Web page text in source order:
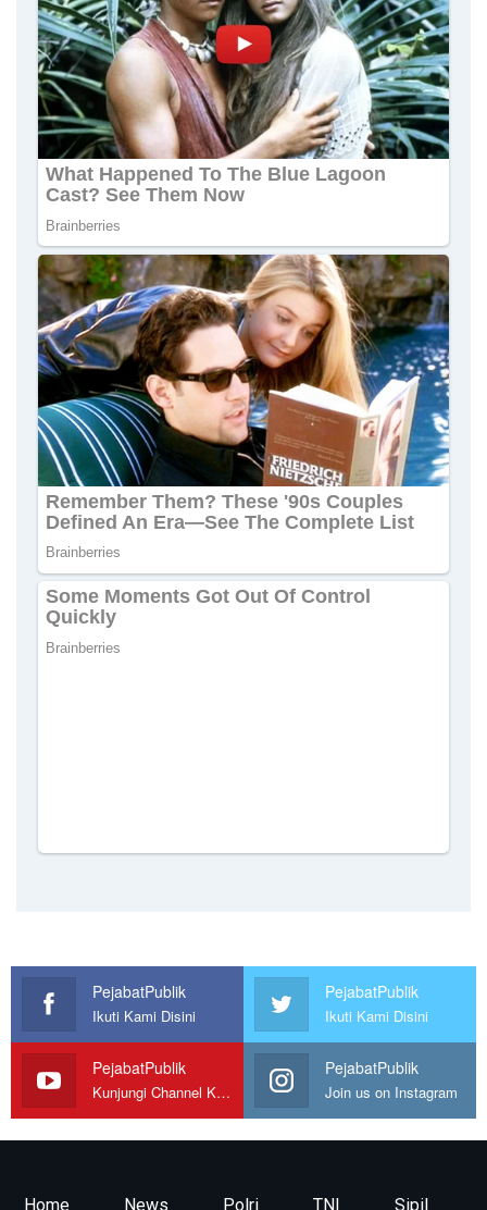
PejabatPublik
Ikuti Kami Disini
PejabatPublik
Ikuti Kami Disini
PejabatPublik
Kunjungi Channel Kami
PejabatPublik
Join us on Instagram
Home News Polri TNI Sipil